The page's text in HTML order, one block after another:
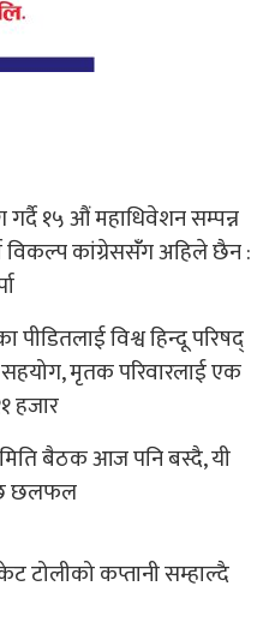
१५ औं महाधिवेशन सम्पन्न
विकल्प कांग्रेससंँग अहिले छैन :
पीडितलाई विश्व हिन्दू परिषद्
मृतक परिवारलाई एक
हजार
बैठक आज पनि बस्दै, यी
छलफल
टोलीको कप्तानी सम्हाल्दै